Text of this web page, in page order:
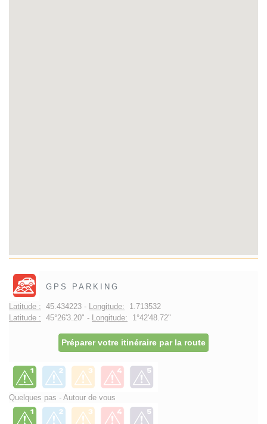
GPS PARKING
Latitude : 45.434223 - Longitude: 1.713532
Latitude : 45°26'3.20" - Longitude: 1°42'48.72"
Préparer votre itinéraire par la route
Quelques pas - Autour de vous